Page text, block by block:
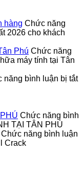
hàng Chức năng
2026 cho khách
Phú Chức năng
máy tính tại Tân
năng bình luận bị tắt
Chức năng bình
TẠI TÂN PHÚ
Chức năng bình luận
Crack